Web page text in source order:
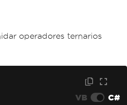
operadores ternarios
VB C#